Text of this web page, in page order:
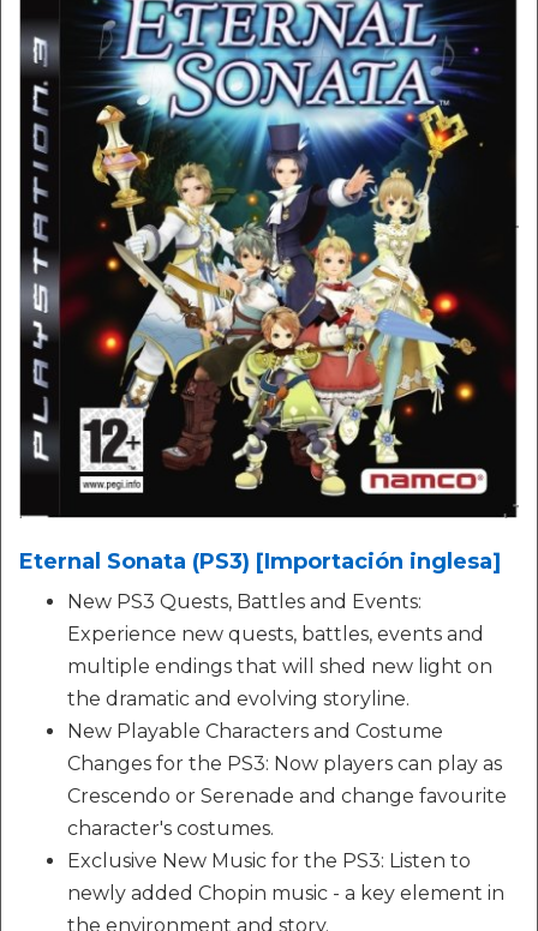
Eternal Sonata (PS3) [Importación inglesa]
New PS3 Quests, Battles and Events:
Experience new quests, battles, events and
multiple endings that will shed new light on
the dramatic and evolving storyline.
New Playable Characters and Costume
Changes for the PS3: Now players can play as
Crescendo or Serenade and change favourite
character's costumes.
Exclusive New Music for the PS3: Listen to
newly added Chopin music - a key element in
the environment and story.